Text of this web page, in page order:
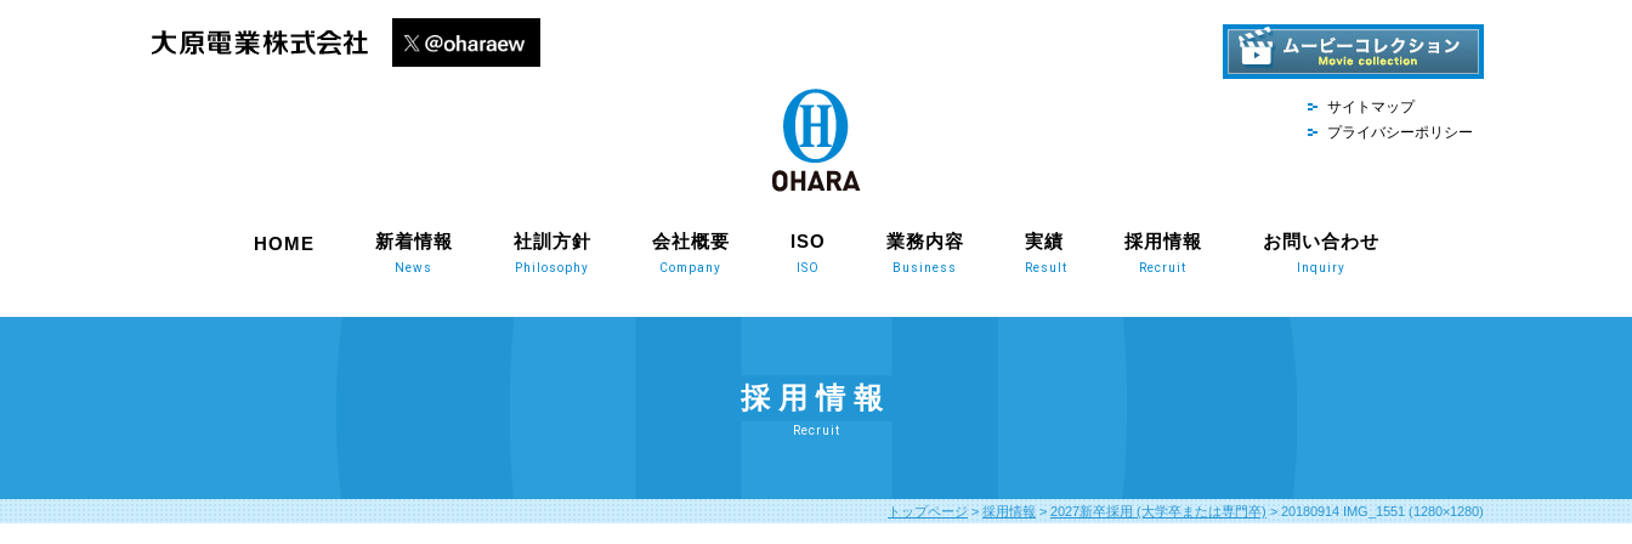
サイトマップ
プライバシーポリシー
HOME 新着情報
News
社訓方針
Philosophy
会社概要
Company
ISO
ISO
業務内容
Business
実績
Result
採用情報
Recruit
お問い合わせ
Inquiry
採用情報
Recruit
トップページ > 採用情報 > 2027新卒採用 (大学卒または専門卒) > 20180914 IMG_1551 (1280×1280)